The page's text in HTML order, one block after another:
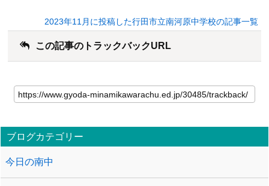
2023年11月に投稿した行田市立南河原中学校の記事一覧
この記事のトラックバックURL
ブログカテゴリー
今日の南中